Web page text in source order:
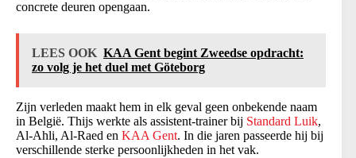
concrete deuren opengaan.
LEES OOK KAA Gent begint Zweedse opdracht:
zo volg je het duel met Göteborg
Zijn verleden maakt hem in elk geval geen onbekende naam
in België. Thijs werkte als assistent-trainer bij Standard Luik,
Al-Ahli, Al-Raed en KAA Gent. In die jaren passeerde hij bij
verschillende sterke persoonlijkheden in het vak.